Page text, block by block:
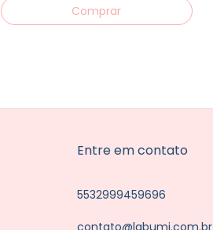
Entre em contato
5532999459696
contato@labumi.com.br